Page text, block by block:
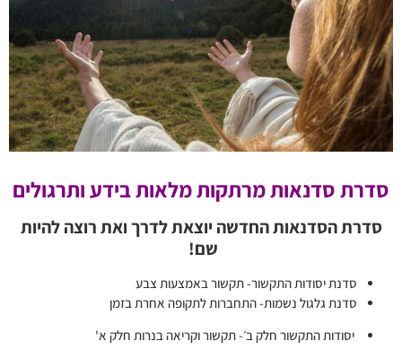
סדרת סדנאות מרתקותמלאות בידע ותרגולים
סדרת הסדנאות החדשה יוצאת לדרךואת רוצה להיות
שם!
סדנת יסודות התקשור- תקשור באמצעות צבע
סדנת גלגול נשמות- התחברות לתקופה אחרת בזמן
יסודות התקשור חלק ב׳- תקשור וקריאה בנרות חלק א'